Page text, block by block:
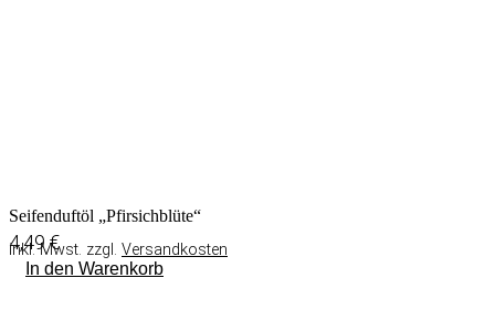
Seifenduftöl „Pfirsichblüte“
4,49€
inkl. Mwst. zzgl. Versandkosten
In den Warenkorb